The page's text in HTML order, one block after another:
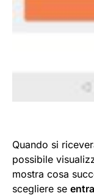
Quando si
possibile
mostra cosa
scegliere se